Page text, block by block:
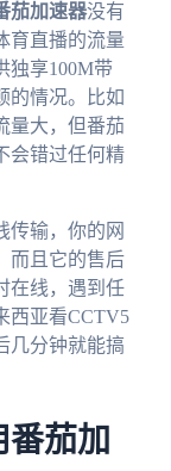
茄加速器没有
育直播的流量
独享100M带
的情况。比如
量大，但番茄
会错过任何精
传输，你的网
而且它的售后
在线，遇到任
西亚看CCTV5
几分钟就能搞
茄加